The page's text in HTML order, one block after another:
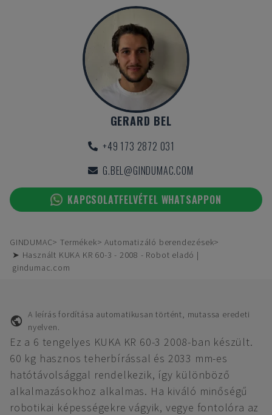
GERARD BEL
+49 173 2872 031
G.BEL@GINDUMAC.COM
KAPCSOLATFELVÉTEL WHATSAPPON
GINDUMAC Termékek
Automatizáló berendezések
➤ Használt KUKA KR 60-3 - 2008 - Robot eladó |
gindumac.com
A leírás fordítása automatikusan történt, mutassa eredeti
nyelven.
Ez a 6 tengelyes KUKA KR 60-3 2008-ban készült.
60 kg hasznos teherbírással és 2033 mm-es
hatótávolsággal rendelkezik, így különböző
alkalmazásokhoz alkalmas. Ha kiváló minőségű
robotikai képességekre vágyik, vegye fontolóra az